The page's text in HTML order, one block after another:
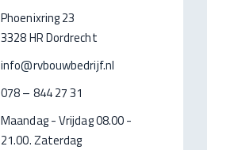
Phoenixring 23
3328 HR Dordrecht
info@rvbouwbedrijf.nl
078 – 844 27 31
Maandag - Vrijdag 08.00 -
21.00. Zaterdag